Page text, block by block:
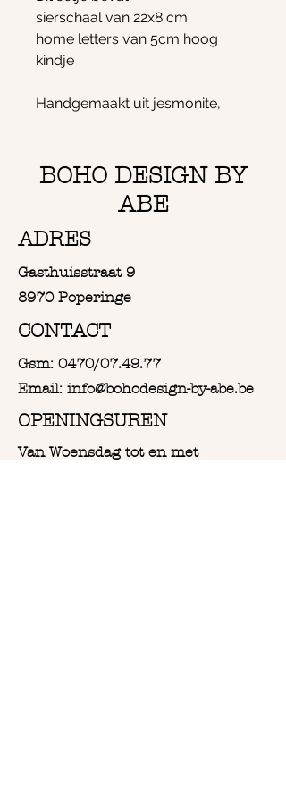
sierschaal van 22x8 cm
home letters van 5cm hoog
kindje
Handgemaakt uit jesmonite,
Slagvast en waterafstotend
Afgewerkt met een natuurlijke
BOHO DESIGN BY
ABE
ADRES
Gasthuisstraat 9
8970 Poperinge
CONTACT
Gsm: 0470/07.49.77
Email: info@bohodesign-by-abe.be
OPENINGSUREN
Van Woensdag tot en met